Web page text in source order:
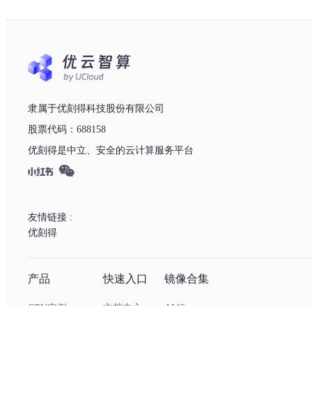
隶属于优刻得科技股份有限公司
股票代码：688158
优刻得是中立、安全的云计算服务平台
友情链接 :
优刻得
产品
GPU实例
快速入口
文档中心
镜像合集
AI4S